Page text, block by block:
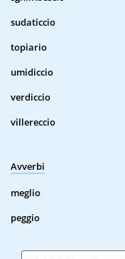
sudaticcio
topiario
umidiccio
verdiccio
villereccio
Avverbi
meglio
peggio